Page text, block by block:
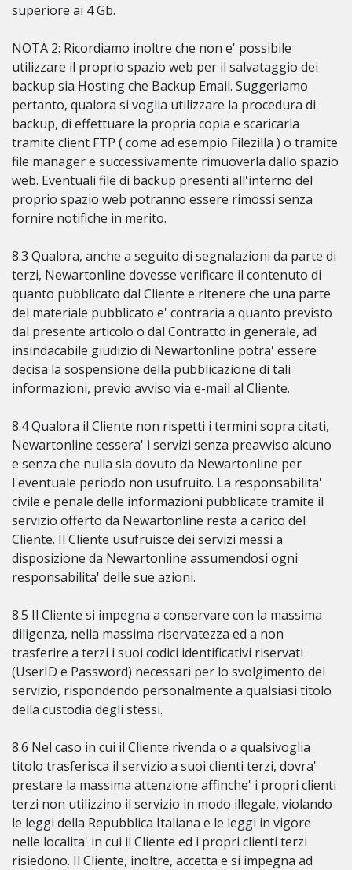
superiore ai 4 Gb.
NOTA 2: Ricordiamo inoltre che non e' possibile
utilizzare il proprio spazio web per il salvataggio dei
backup sia Hosting che Backup Email. Suggeriamo
pertanto, qualora si voglia utilizzare la procedura di
backup, di effettuare la propria copia e scaricarla
tramite client FTP ( come ad esempio Filezilla ) o tramite
file manager e successivamente rimuoverla dallo spazio
web. Eventuali file di backup presenti all'interno del
proprio spazio web potranno essere rimossi senza
fornire notifiche in merito.
8.3 Qualora, anche a seguito di segnalazioni da parte di
terzi, Newartonline dovesse verificare il contenuto di
quanto pubblicato dal Cliente e ritenere che una parte
del materiale pubblicato e' contraria a quanto previsto
dal presente articolo o dal Contratto in generale, ad
insindacabile giudizio di Newartonline potra' essere
decisa la sospensione della pubblicazione di tali
informazioni, previo avviso via e-mail al Cliente.
8.4 Qualora il Cliente non rispetti i termini sopra citati,
Newartonline cessera' i servizi senza preavviso alcuno
e senza che nulla sia dovuto da Newartonline per
l'eventuale periodo non usufruito. La responsabilita'
civile e penale delle informazioni pubblicate tramite il
servizio offerto da Newartonline resta a carico del
Cliente. Il Cliente usufruisce dei servizi messi a
disposizione da Newartonline assumendosi ogni
responsabilita' delle sue azioni.
8.5 Il Cliente si impegna a conservare con la massima
diligenza, nella massima riservatezza ed a non
trasferire a terzi i suoi codici identificativi riservati
(UserID e Password) necessari per lo svolgimento del
servizio, rispondendo personalmente a qualsiasi titolo
della custodia degli stessi.
8.6 Nel caso in cui il Cliente rivenda o a qualsivoglia
titolo trasferisca il servizio a suoi clienti terzi, dovra'
prestare la massima attenzione affinche' i propri clienti
terzi non utilizzino il servizio in modo illegale, violando
le leggi della Repubblica Italiana e le leggi in vigore
nelle localita' in cui il Cliente ed i propri clienti terzi
risiedono. Il Cliente, inoltre, accetta e si impegna ad